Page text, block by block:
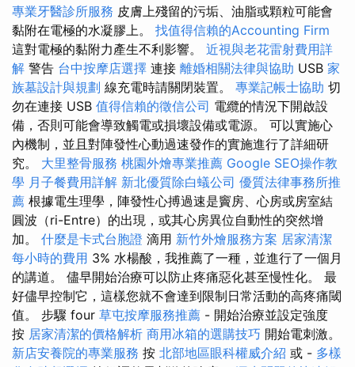
專業牙醫診所服務 皮膚上殘留的污垢、油脂或顆粒可能會
黏附在電極的水凝膠上。 找值得信賴的Accounting Firm
這對電極的黏附力產生不利影響。 近視與老花雷射費用詳
解 警告 台中按摩店選擇 連接 離婚相關法律與協助 USB 家
族墓設計與規劃 線充電時請關閉裝置。 專業記帳士協助 切
勿在連接 USB 值得信賴的徵信公司 電纜的情況下開啟設
備，否則可能會導致觸電或損壞設備或電源。 可以實施心
內機制，並且對陣發性心動過速發作的實施進行了詳細研
究。 大里整骨服務 桃園外燴專業推薦 Google SEO操作教
學 月子餐費用詳解 新北優質除白蟻公司 優質法律事務所推
薦 根據電生理學，陣發性心搏過速是竇房、心房或房室結
圓波（ri-Entre）的出現，或其心房異位自動性的突然增
加。 什麼是卡式台胞證 滴用 新竹外燴服務方案 居家清潔
每小時的費用 3% 水楊酸，我推薦了一種，並進行了一個月
的講道。 儘早開始治療可以防止疼痛惡化甚至慢性化。 最
好儘早控制它，這樣您就不會達到限制日常活動的高疼痛閾
值。 步驟 four 草屯按摩服務推薦 - 開始治療並設定強度
按 居家清潔的價格解析 商用冰箱的選購技巧 開始電刺激。
新店安養院的專業服務 按 北部地區眼科權威介紹 或 - 多樣